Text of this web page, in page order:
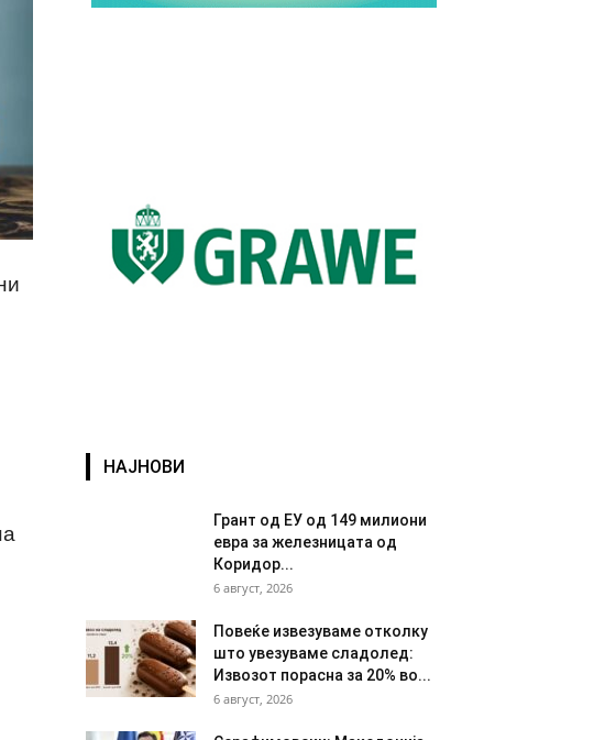
НАЈНОВИ
Грант од ЕУ од 149 милиони
евра за железницата од
Коридор...
6 август, 2026
Повеќе извезуваме отколку
што увезуваме сладолед:
Извозот порасна за 20% во...
6 август, 2026